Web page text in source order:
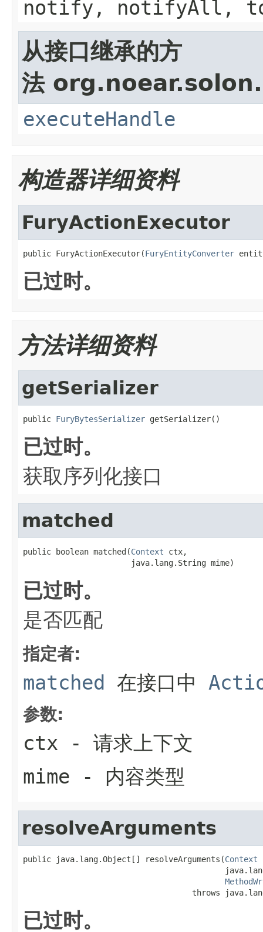
notify, notifyAll,
从接口继承的方
法
executeHandle
构造器详细资料
FuryActionExecutor
public FuryActionExecutor(FuryEntityConverter
已过时。
方法详细资料
getSerializer
public FuryBytesSerializer getSerializer()
已过时。
获取序列化接口
matched
public boolean matched(Context ctx,
                       java.lang.String mime)
已过时。
是否匹配
指定者:
matched 在接口中
参数:
ctx - 请求上下文
mime - 内容类型
resolveArguments
public java.lang.Object[] resolveArguments(Context
throws
已过时。